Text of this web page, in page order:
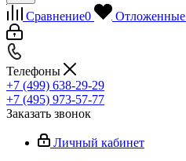
Сравнение0 Отложенные
Телефоны
+7 (499) 638-29-29
+7 (495) 973-57-77
Заказать звонок
Личный кабинет